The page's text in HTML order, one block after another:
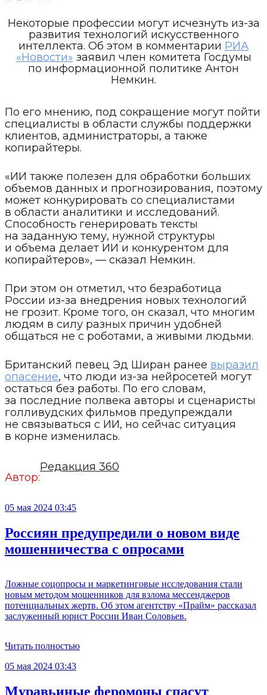
Некоторые профессии могут исчезнуть из-за
развития технологий искусственного
интеллекта. Об этом в комментарии РИА
«Новости» заявил член комитета Госдумы
по информационной политике Антон
Немкин.
По его мнению, под сокращение могут пойти
специалисты в области службы поддержки
клиентов, администраторы, а также
копирайтеры.
«ИИ также полезен для обработки больших
объемов данных и прогнозирования, поэтому
может конкурировать со специалистами
в области аналитики и исследований.
Способность генерировать тексты
на заданную тему, нужной структуры
и объема делает ИИ и конкурентом для
копирайтеров», — сказал Немкин.
При этом он отметил, что безработица
России из-за внедрения новых технологий
не грозит. Кроме того, он сказал, что многим
людям в силу разных причин удобней
общаться не с роботами, а живыми людьми.
Британский певец Эд Ширан ранее выразил
опасение, что люди из-за нейросетей могут
остаться без работы. По его словам,
за последние полвека авторы и сценаристы
голливудских фильмов предупреждали
не связываться с ИИ, но сейчас ситуация
в корне изменилась.
Автор:
Редакция 360
05 мая 2024 03:45
Россиян предупредили о новом виде
мошенничества с опросами
Ложные соцопросы и маркетинговые исследования стали
новым методом мошенников для взлома мессенджеров
потенциальных жертв. Об этом агентству «Прайм» рассказал
заслуженный юрист России Иван Соловьев.
Читать полностью
05 мая 2024 03:43
Муравьиные феромоны спасут